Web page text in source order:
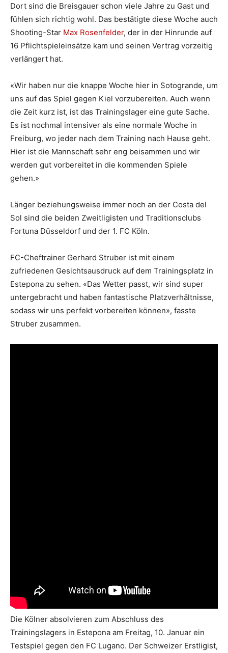
Dort sind die Breisgauer schon viele Jahre zu Gast und
fühlen sich richtig wohl. Das bestätigte diese Woche auch
Shooting-Star Max Rosenfelder, der in der Hinrunde auf
16 Pflichtspieleinsätze kam und seinen Vertrag vorzeitig
verlängert hat.
«Wir haben nur die knappe Woche hier in Sotogrande, um
uns auf das Spiel gegen Kiel vorzubereiten. Auch wenn
die Zeit kurz ist, ist das Trainingslager eine gute Sache.
Es ist nochmal intensiver als eine normale Woche in
Freiburg, wo jeder nach dem Training nach Hause geht.
Hier ist die Mannschaft sehr eng beisammen und wir
werden gut vorbereitet in die kommenden Spiele
gehen.»
Länger beziehungsweise immer noch an der Costa del
Sol sind die beiden Zweitligisten und Traditionsclubs
Fortuna Düsseldorf und der 1. FC Köln.
FC-Cheftrainer Gerhard Struber ist mit einem
zufriedenen Gesichtsausdruck auf dem Trainingsplatz in
Estepona zu sehen. «Das Wetter passt, wir sind super
untergebracht und haben fantastische Platzverhältnisse,
sodass wir uns perfekt vorbereiten können», fasste
Struber zusammen.
Die Kölner absolvieren zum Abschluss des
Trainingslagers in Estepona am Freitag, 10. Januar ein
Testspiel gegen den FC Lugano. Der Schweizer Erstligist,